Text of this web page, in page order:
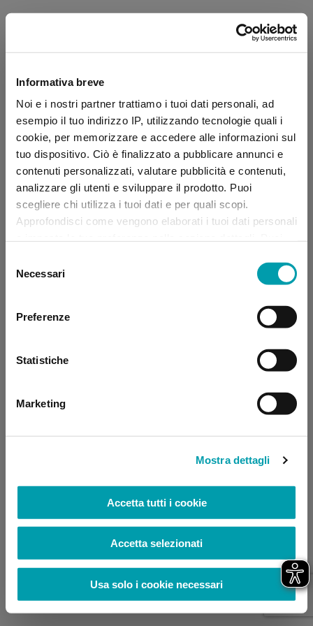
Informativa breve
Noi e i nostri partner trattiamo i tuoi dati personali, ad
esempio il tuo indirizzo IP, utilizzando tecnologie quali i
cookie, per memorizzare e accedere alle informazioni sul
tuo dispositivo. Ciò è finalizzato a pubblicare annunci e
contenuti personalizzati, valutare pubblicità e contenuti,
analizzare gli utenti e sviluppare il prodotto. Puoi
scegliere chi utilizza i tuoi dati e per quali scopi.
Approfondisci come vengono elaborati i tuoi dati personali
momento dalla Dichiarazione sui “
delNecessari
Preferenze
Statistiche
Marketing
Mostra dettagli
Accetta tutti i cookie
Accetta selezionati
Usa solo i cookie necessari
Application error: a client-side exception has occurred (see the
browser console for more information)